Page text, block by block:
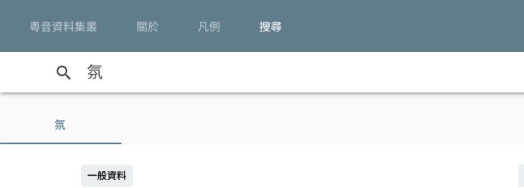
粵音資料集叢 關於 凡例 搜尋
search
氛
一般資料